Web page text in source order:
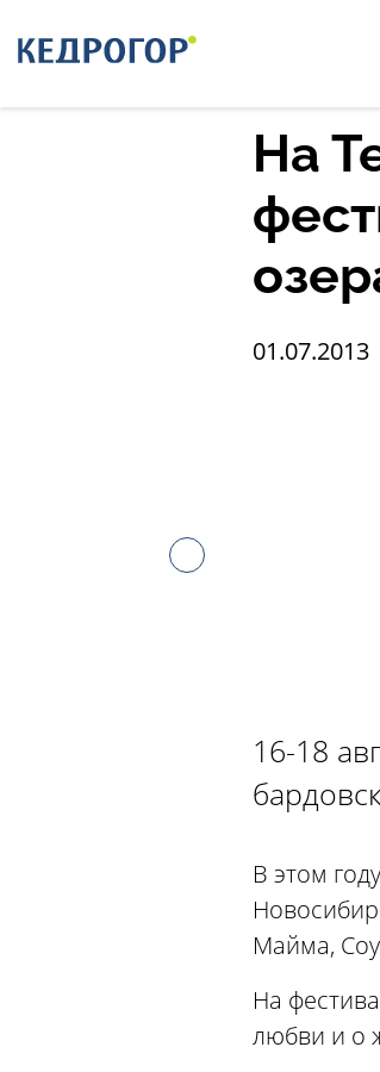
На
01.07.2013
16-18
В этом
Майма,
На
любви и о